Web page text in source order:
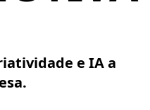
e IA a